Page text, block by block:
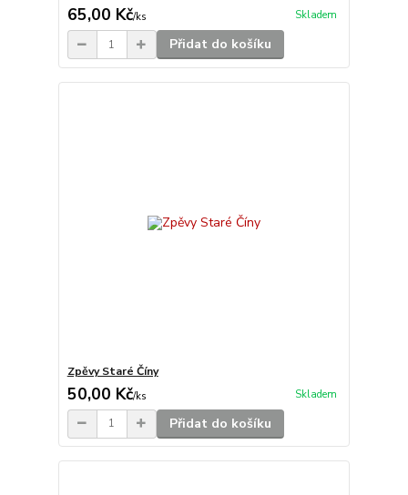
65,00 Kč/ks Skladem
Přidat do košíku
Zpěvy Staré Číny
50,00 Kč/ks Skladem
Přidat do košíku